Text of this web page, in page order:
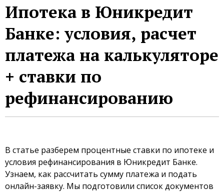
Ипотека в Юникредит
Банке: условия, расчет
платежа на калькуляторе
+ ставки по
рефинансированию
В статье разберем процентные ставки по ипотеке и
условия рефинансирования в Юникредит Банке.
Узнаем, как рассчитать сумму платежа и подать
онлайн-заявку. Мы подготовили список документов